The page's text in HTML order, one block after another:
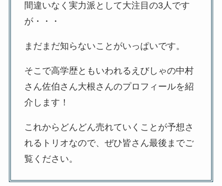
間違いなく実力派として大注目の3人です
が・・・
まだまだ知らないことがいっぱいです。
そこで高学歴ともいわれるえびしゃの中村
さん佐伯さん大根さんのプロフィールを紹
介します！
これからどんどん売れていくことが予想さ
れるトリオなので、ぜひ皆さん最後までご
覧ください。